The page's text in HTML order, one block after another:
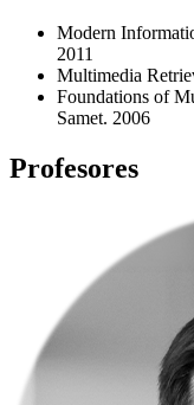
Modern
2011
Multimedia
Foundations of
Samet. 2006
Profesores